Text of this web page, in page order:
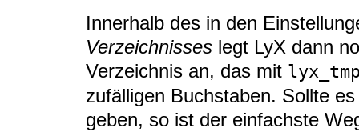
Innerhalb des in den
Verzeichnisses legt LyX dann
Verzeichnis an, das mit
zufälligen Buchstaben. Sollte
geben, so ist der einfachste